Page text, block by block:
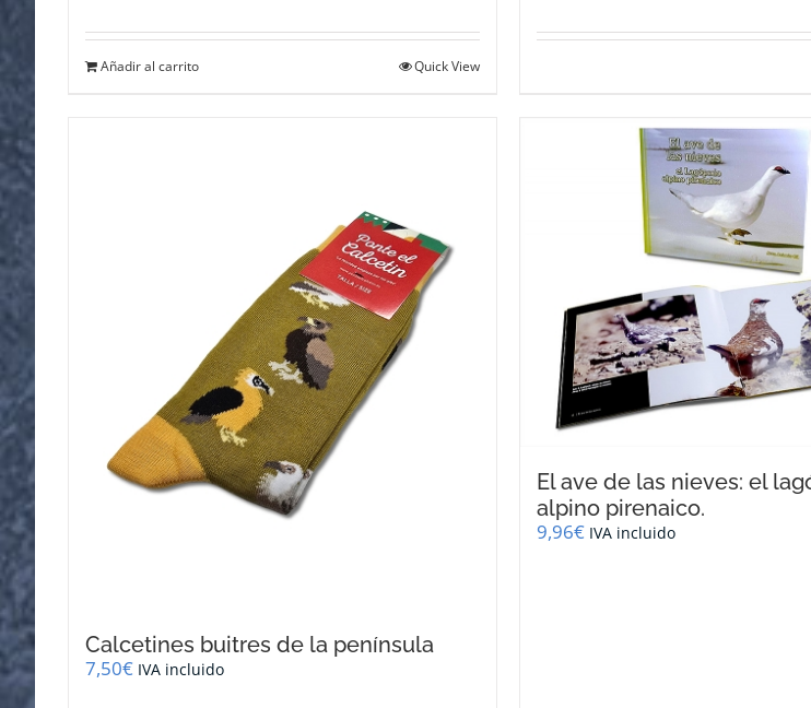
Añadir al carrito Quick View
Calcetines buitres de la península
7,50€ IVA incluido
El ave de las nieves: el
alpino pirenaico.
9,96€ IVA incluido